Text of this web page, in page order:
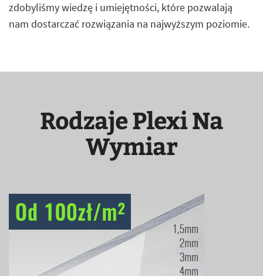
zdobyliśmy wiedzę i umiejętności, które pozwalają
nam dostarczać rozwiązania na najwyższym poziomie.
Rodzaje Plexi Na
Wymiar